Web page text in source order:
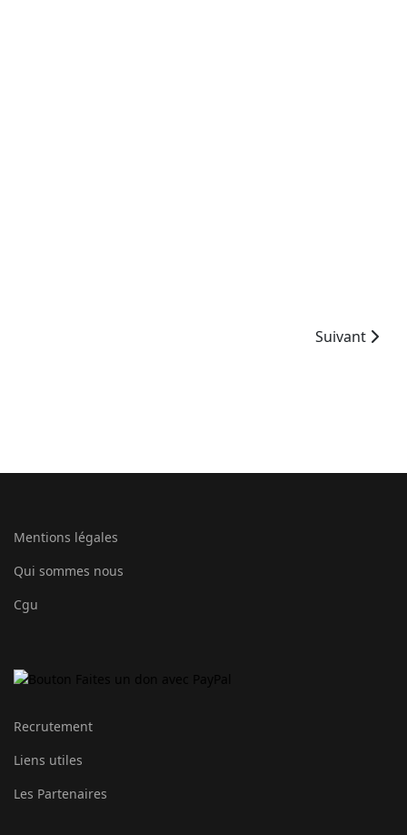
Article
Suivant
Mentions légales
Qui sommes nous
Cgu
Recrutement
Liens utiles
Les Partenaires